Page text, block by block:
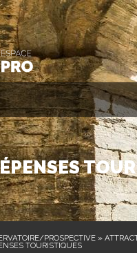
PROSPECTIVE »
TOURISTIQUES